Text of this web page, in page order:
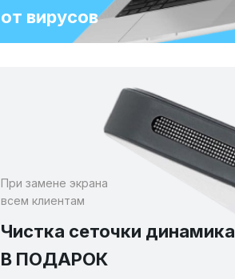
от вирусов
При замене экрана
всем клиентам
Чистка сеточки динамика
В ПОДАРОК